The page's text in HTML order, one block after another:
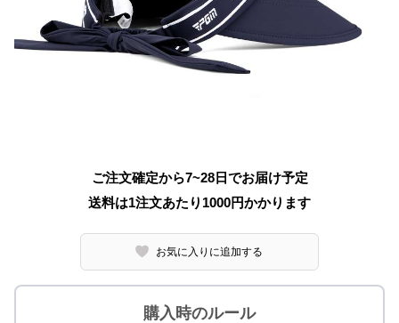
ご注文確定から7~28日でお届け予定
送料は1注文あたり 1000円かかります
お気に入りに追加する
購入時のルール